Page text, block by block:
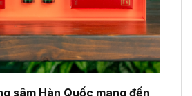
sâm Hàn Quốc mang đến